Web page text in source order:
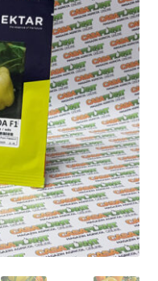
Extinde
meniul
copil
Extinde
meniul
copil